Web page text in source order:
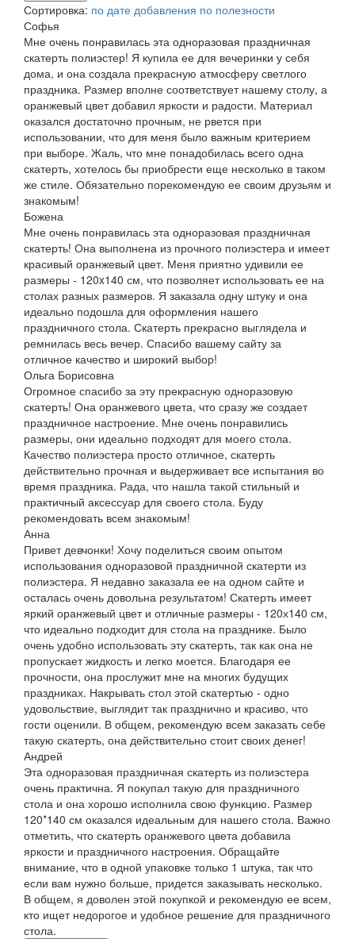
Сортировка: по дате добавления по полезности
Софья
Мне очень понравилась эта одноразовая праздничная
скатерть полиэстер! Я купила ее для вечеринки у себя
дома, и она создала прекрасную атмосферу светлого
праздника. Размер вполне соответствует нашему столу, а
оранжевый цвет добавил яркости и радости. Материал
оказался достаточно прочным, не рвется при
использовании, что для меня было важным критерием
при выборе. Жаль, что мне понадобилась всего одна
скатерть, хотелось бы приобрести еще несколько в таком
же стиле. Обязательно порекомендую ее своим друзьям и
знакомым!
Божена
Мне очень понравилась эта одноразовая праздничная
скатерть! Она выполнена из прочного полиэстера и имеет
красивый оранжевый цвет. Меня приятно удивили ее
размеры - 120x140 см, что позволяет использовать ее на
столах разных размеров. Я заказала одну штуку и она
идеально подошла для оформления нашего
праздничного стола. Скатерть прекрасно выглядела и
ремнилась весь вечер. Спасибо вашему сайту за
отличное качество и широкий выбор!
Ольга Борисовна
Огромное спасибо за эту прекрасную одноразовую
скатерть! Она оранжевого цвета, что сразу же создает
праздничное настроение. Мне очень понравились
размеры, они идеально подходят для моего стола.
Качество полиэстера просто отличное, скатерть
действительно прочная и выдерживает все испытания во
время праздника. Рада, что нашла такой стильный и
практичный аксессуар для своего стола. Буду
рекомендовать всем знакомым!
Анна
Привет девчонки! Хочу поделиться своим опытом
использования одноразовой праздничной скатерти из
полиэстера. Я недавно заказала ее на одном сайте и
осталась очень довольна результатом! Скатерть имеет
яркий оранжевый цвет и отличные размеры - 120х140 см,
что идеально подходит для стола на празднике. Было
очень удобно использовать эту скатерть, так как она не
пропускает жидкость и легко моется. Благодаря ее
прочности, она прослужит мне на многих будущих
праздниках. Накрывать стол этой скатертью - одно
удовольствие, выглядит так празднично и красиво, что
гости оценили. В общем, рекомендую всем заказать себе
такую скатерть, она действительно стоит своих денег!
Андрей
Эта одноразовая праздничная скатерть из полиэстера
очень практична. Я покупал такую для праздничного
стола и она хорошо исполнила свою функцию. Размер
120*140 см оказался идеальным для нашего стола. Важно
отметить, что скатерть оранжевого цвета добавила
яркости и праздничного настроения. Обращайте
внимание, что в одной упаковке только 1 штука, так что
если вам нужно больше, придется заказывать несколько.
В общем, я доволен этой покупкой и рекомендую ее всем,
кто ищет недорогое и удобное решение для праздничного
стола.